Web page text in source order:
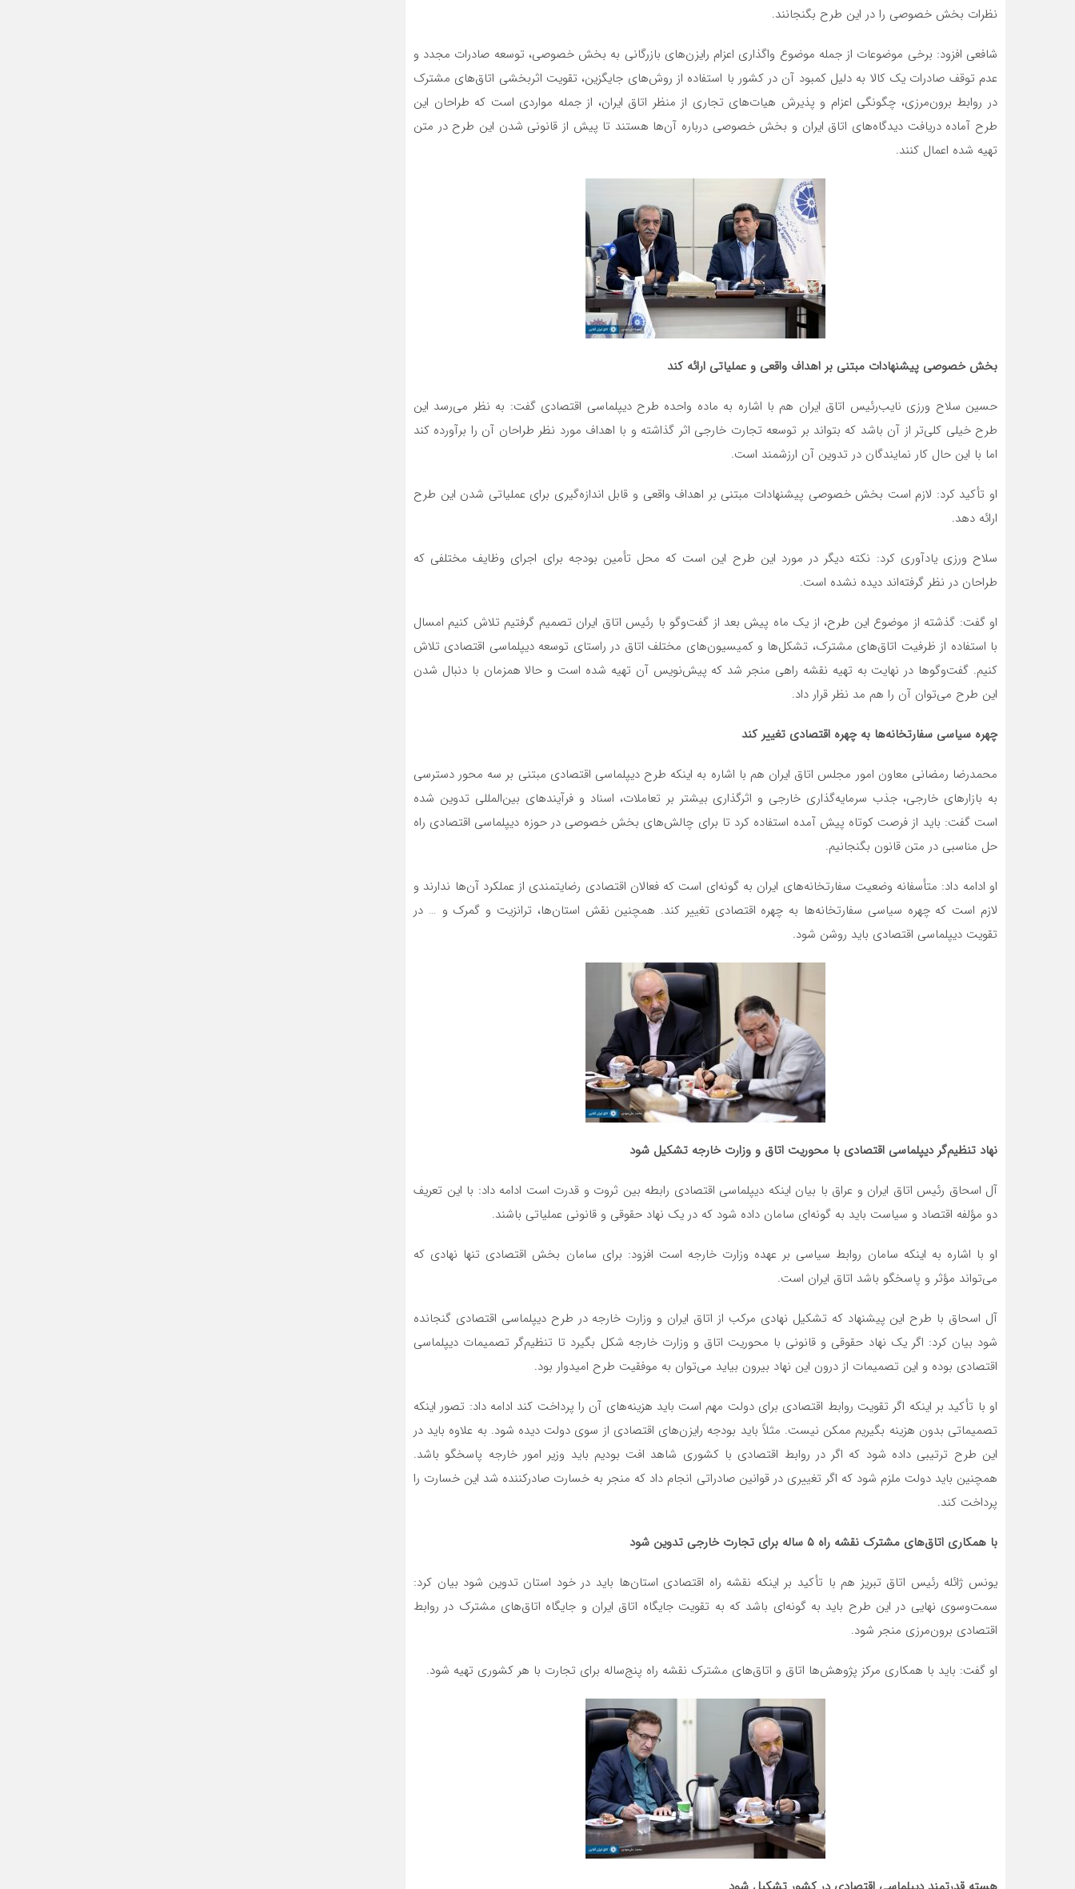
نظرات بخش خصوصی را در این طرح بگنجانند.
شافعی افزود: برخی موضوعات از جمله موضوع واگذاری اعزام رایزن‌های بازرگانی به بخش خصوصی، توسعه صادرات مجدد و
عدم توقف صادرات یک کالا به دلیل کمبود آن در کشور با استفاده از روش‌های جایگزین، تقویت اثربخشی اتاق‌های مشترک
در روابط برون‌مرزی، چگونگی اعزام و پذیرش هیات‌های تجاری از منظر اتاق ایران، از جمله مواردی است که طراحان این
طرح آماده دریافت دیدگاه‌های اتاق ایران و بخش خصوصی درباره آن‌ها هستند تا پیش از قانونی شدن این طرح در متن
تهیه شده اعمال کنند.
بخش خصوصی پیشنهادات مبتنی بر اهداف واقعی و عملیاتی ارائه کند
حسین سلاح ورزی نایب‌رئیس اتاق ایران هم با اشاره به ماده واحده طرح دیپلماسی اقتصادی گفت: به نظر می‌رسد این
طرح خیلی کلی‌تر از آن باشد که بتواند بر توسعه تجارت خارجی اثر گذاشته و با اهداف مورد نظر طراحان آن را برآورده کند
اما با این حال کار نمایندگان در تدوین آن ارزشمند است.
او تأکید کرد: لازم است بخش خصوصی پیشنهادات مبتنی بر اهداف واقعی و قابل اندازه‌گیری برای عملیاتی شدن این طرح
ارائه دهد.
سلاح ورزی یادآوری کرد: نکته دیگر در مورد این طرح این است که محل تأمین بودجه برای اجرای وظایف مختلفی که
طراحان در نظر گرفته‌اند دیده نشده است.
او گفت: گذشته از موضوع این طرح، از یک ماه پیش بعد از گفت‌وگو با رئیس اتاق ایران تصمیم گرفتیم تلاش کنیم امسال
با استفاده از ظرفیت اتاق‌های مشترک، تشکل‌ها و کمیسیون‌های مختلف اتاق در راستای توسعه دیپلماسی اقتصادی تلاش
کنیم. گفت‌وگوها در نهایت به تهیه نقشه راهی منجر شد که پیش‌نویس آن تهیه شده است و حالا همزمان با دنبال شدن
این طرح می‌توان آن را هم مد نظر قرار داد.
چهره سیاسی سفارتخانه‌ها به چهره اقتصادی تغییر کند
محمدرضا رمضانی معاون امور مجلس اتاق ایران هم با اشاره به اینکه طرح دیپلماسی اقتصادی مبتنی بر سه محور دسترسی
به بازارهای خارجی، جذب سرمایه‌گذاری خارجی و اثرگذاری بیشتر بر تعاملات، اسناد و فرآیندهای بین‌المللی تدوین شده
است گفت: باید از فرصت کوتاه پیش آمده استفاده کرد تا برای چالش‌های بخش خصوصی در حوزه دیپلماسی اقتصادی راه
حل مناسبی در متن قانون بگنجانیم.
او ادامه داد: متأسفانه وضعیت سفارتخانه‌های ایران به گونه‌ای است که فعالان اقتصادی رضایتمندی از عملکرد آن‌ها ندارند و
لازم است که چهره سیاسی سفارتخانه‌ها به چهره اقتصادی تغییر کند. همچنین نقش استان‌ها، ترانزیت و گمرک و … در
تقویت دیپلماسی اقتصادی باید روشن شود.
نهاد تنظیم‌گر دیپلماسی اقتصادی با محوریت اتاق و وزارت خارجه تشکیل شود
آل اسحاق رئیس اتاق ایران و عراق با بیان اینکه دیپلماسی اقتصادی رابطه بین ثروت و قدرت است ادامه داد: با این تعریف
دو مؤلفه اقتصاد و سیاست باید به گونه‌ای سامان داده شود که در یک نهاد حقوقی و قانونی عملیاتی باشند.
او با اشاره به اینکه سامان روابط سیاسی بر عهده وزارت خارجه است افزود: برای سامان بخش اقتصادی تنها نهادی که
می‌تواند مؤثر و پاسخگو باشد اتاق ایران است.
آل اسحاق با طرح این پیشنهاد که تشکیل نهادی مرکب از اتاق ایران و وزارت خارجه در طرح دیپلماسی اقتصادی گنجانده
شود بیان کرد: اگر یک نهاد حقوقی و قانونی با محوریت اتاق و وزارت خارجه شکل بگیرد تا تنظیم‌گر تصمیمات دیپلماسی
اقتصادی بوده و این تصمیمات از درون این نهاد بیرون بیاید می‌توان به موفقیت طرح امیدوار بود.
او با تأکید بر اینکه اگر تقویت روابط اقتصادی برای دولت مهم است باید هزینه‌های آن را پرداخت کند ادامه داد: تصور اینکه
تصمیماتی بدون هزینه بگیریم ممکن نیست. مثلاً باید بودجه رایزن‌های اقتصادی از سوی دولت دیده شود. به علاوه باید در
این طرح ترتیبی داده شود که اگر در روابط اقتصادی با کشوری شاهد افت بودیم باید وزیر امور خارجه پاسخگو باشد.
همچنین باید دولت ملزم شود که اگر تغییری در قوانین صادراتی انجام داد که منجر به خسارت صادرکننده شد این خسارت را
پرداخت کند.
با همکاری اتاق‌های مشترک نقشه راه ۵ ساله برای تجارت خارجی تدوین شود
یونس ژائله رئیس اتاق تبریز هم با تأکید بر اینکه نقشه راه اقتصادی استان‌ها باید در خود استان تدوین شود بیان کرد:
سمت‌وسوی نهایی در این طرح باید به گونه‌ای باشد که به تقویت جایگاه اتاق ایران و جایگاه اتاق‌های مشترک در روابط
اقتصادی برون‌مرزی منجر شود.
او گفت: باید با همکاری مرکز پژوهش‌ها اتاق و اتاق‌های مشترک نقشه راه پنج‌ساله برای تجارت با هر کشوری تهیه شود.